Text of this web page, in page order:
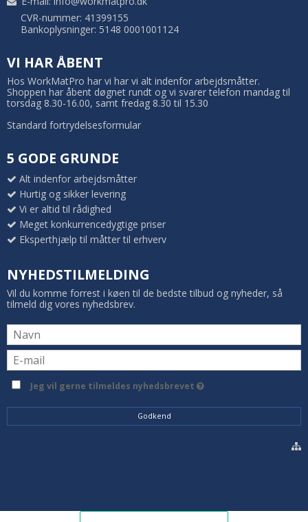
CVR-nummer: 41399155
Bankoplysninger: 5148 0001001124
VI HAR ÅBENT
Hos WorkMatPro har vi har vi alt indenfor arbejdsmåtter.
Shoppen har åbent døgnet rundt og vi svarer telefon mandag til
torsdag 8.30-16.00, samt fredag 8.30 til 15.30
Standard fortrydelsesformular
5 GODE GRUNDE
Alt indenfor arbejdsmåtter
Hurtig og sikker levering
Vi er altid til rådighed
Meget konkurrencedygtige priser
Eksperthjælp til måtter til erhverv
NYHEDSTILMELDING
Vil du komme forrest i køen til de bedste tilbud og nyheder, så
tilmeld dig vores nyhedsbrev.
Jeg vil gerne tilmeldes nyhedsbrevet
Godkend